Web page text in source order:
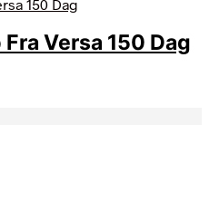
Versa 150 Dag